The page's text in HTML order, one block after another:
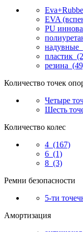
EVA
PU
надувные
пластик
резина
Количество точек
Четыре
Шесть
Количество колес
4 (167)
6 (1)
8 (3)
Ремни безопасности
5-ти
Амортизация